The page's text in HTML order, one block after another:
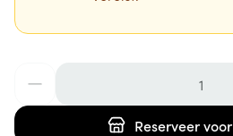
Reserveer